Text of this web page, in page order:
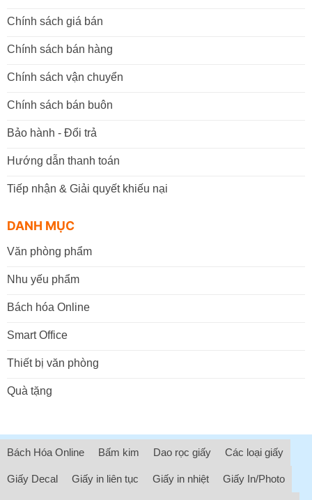
Chính sách giá bán
Chính sách bán hàng
Chính sách vận chuyển
Chính sách bán buôn
Bảo hành - Đổi trả
Hướng dẫn thanh toán
Tiếp nhận & Giải quyết khiếu nại
DANH MỤC
Văn phòng phẩm
Nhu yếu phẩm
Bách hóa Online
Smart Office
Thiết bị văn phòng
Quà tặng
Bách Hóa Online Bấm kim Dao rọc giấy Các loại giấy
Giấy Decal Giấy in liên tục Giấy in nhiệt Giấy In/Photo